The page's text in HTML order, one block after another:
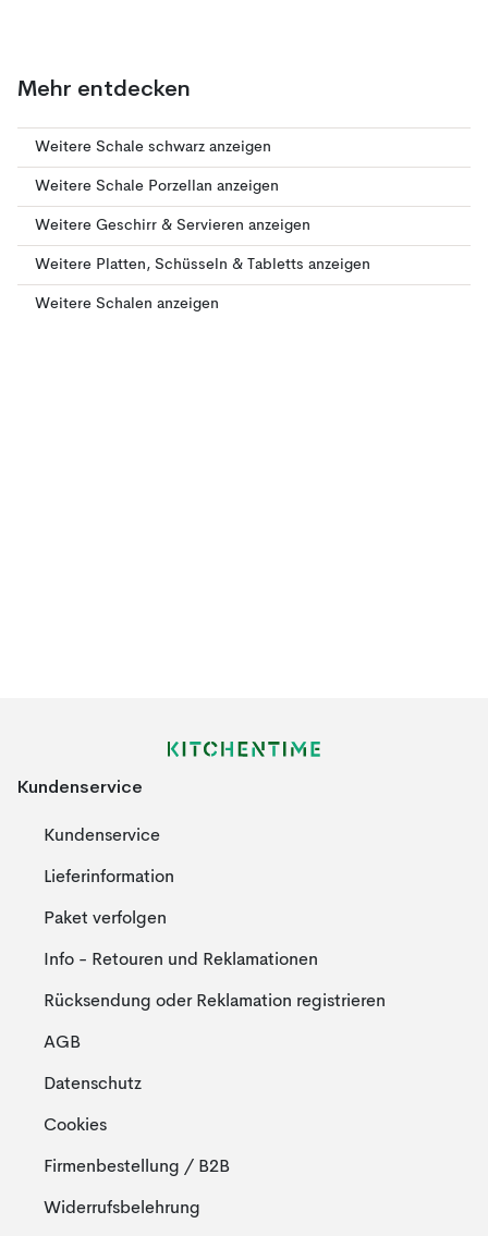
Mehr entdecken
Weitere Schale schwarz anzeigen
Weitere Schale Porzellan anzeigen
Weitere Geschirr & Servieren anzeigen
Weitere Platten, Schüsseln & Tabletts anzeigen
Weitere Schalen anzeigen
Kundenservice
Kundenservice
Lieferinformation
Paket verfolgen
Info - Retouren und Reklamationen
Rücksendung oder Reklamation registrieren
AGB
Datenschutz
Cookies
Firmenbestellung / B2B
Widerrufsbelehrung